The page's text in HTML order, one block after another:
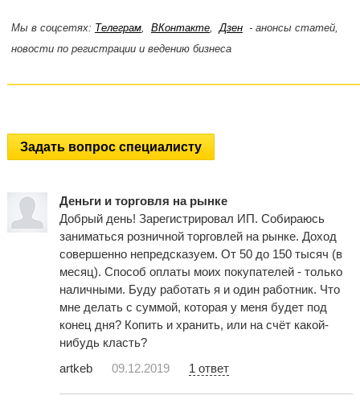
Мы в соцсетях: Телеграм, ВКонтакте,Дзен- анонсы статей,
новости по регистрации и ведению бизнеса
Задать вопрос специалисту
Деньги и торговля на рынке
Добрый день! Зарегистрировал ИП. Собираюсь
заниматься розничной торговлей на рынке. Доход
совершенно непредсказуем. От 50 до 150 тысяч (в
месяц). Способ оплаты моих покупателей - только
наличными. Буду работать я и один работник. Что
мне делать с суммой, которая у меня будет под
конец дня? Копить и хранить, или на счёт какой-
нибудь класть?
artkeb
09.12.2019 1 ответ